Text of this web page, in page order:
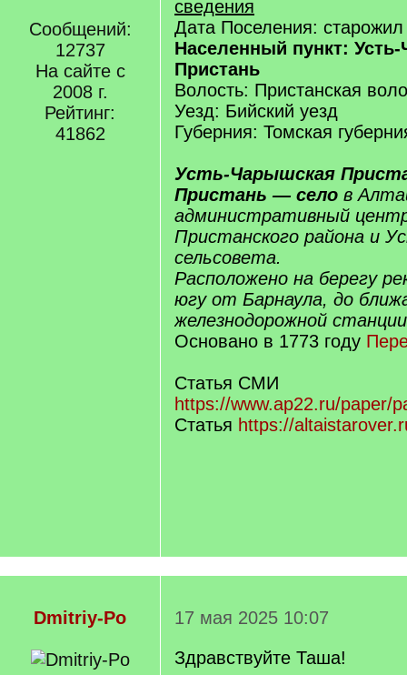
Сообщений:
12737
На сайте с
2008 г.
Рейтинг:
41862
сведения
Дата Поселения: старожил
Населенный пункт:
Пристань
Волость: Пристанская
Уезд: Бийский уезд
Губерния: Томская
Усть-Чарышская
Пристань — село в
административный
Пристанского района и
сельсовета.
Расположено на берегу
югу от Барнаула, до
железнодорожной
Основано в 1773 году
Статья СМИ
https://www.ap22.ru/paper/
Статья https://
Dmitriy-Po
17 мая 2025 10:07
Здравствуйте Таша!